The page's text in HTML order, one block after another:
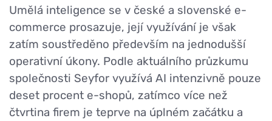
Umělá inteligence se v české a slovenské e-
commerce prosazuje, její využívání je však
zatím soustředěno především na jednodušší
operativní úkony. Podle aktuálního průzkumu
společnosti Seyfor využívá AI intenzivně pouze
deset procent e-shopů, zatímco více než
čtvrtina firem je teprve na úplném začátku a